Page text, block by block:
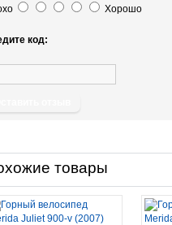
Хорошо
код:
товары